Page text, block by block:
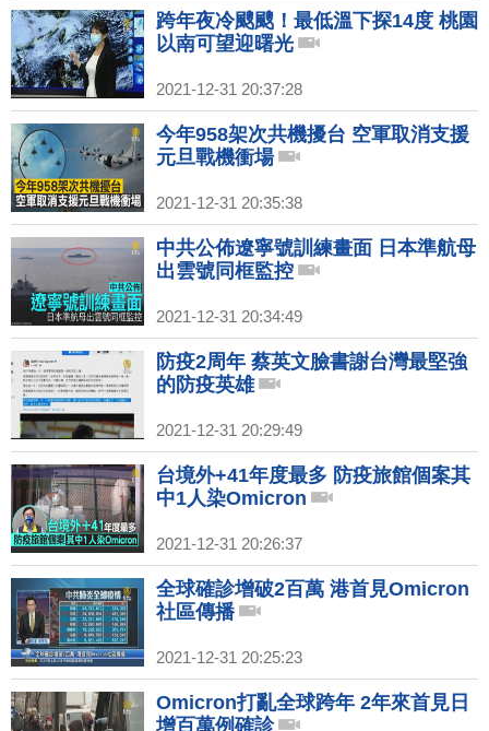
跨年夜冷颼颼！最低溫下探14度 桃園
以南可望迎曙光
2021-12-31 20:37:28
今年958架次共機擾台 空軍取消支援
元旦戰機衝場
2021-12-31 20:35:38
中共公佈遼寧號訓練畫面 日本準航母
出雲號同框監控
2021-12-31 20:34:49
防疫2周年 蔡英文臉書謝台灣最堅強
的防疫英雄
2021-12-31 20:29:49
台境外+41年度最多 防疫旅館個案其
中1人染Omicron
2021-12-31 20:26:37
全球確診增破2百萬 港首見Omicron
社區傳播
2021-12-31 20:25:23
Omicron打亂全球跨年 2年來首見日
增百萬例確診